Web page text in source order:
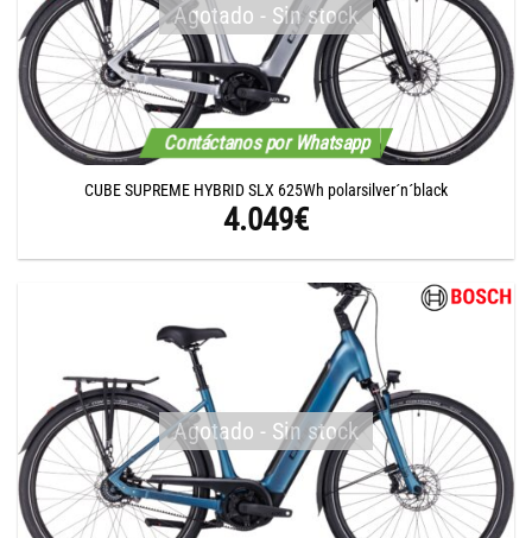
Contáctanos por Whatsapp
Agotado - Sin stock
CUBE SUPREME HYBRID SLX 625Wh polarsilver´n´black
4.049€
Agotado - Sin stock